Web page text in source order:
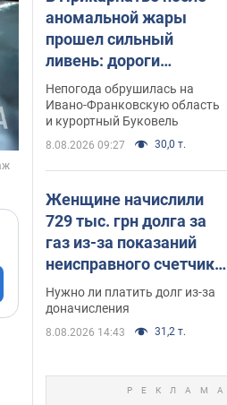
аномальной жары
прошел сильный
ливень: дороги
превратились в реки.
Видео
Непогода обрушилась на
Ивано-Франковскую область
и курортный Буковель
8.08.2026 09:27 30,0 т.
Женщине начислили
729 тыс. грн долга за
газ из-за показаний
неисправного счетчика:
судья вынес
неожиданное решение
Нужно ли платить долг из-за
доначисления
8.08.2026 14:43 31,2 т.